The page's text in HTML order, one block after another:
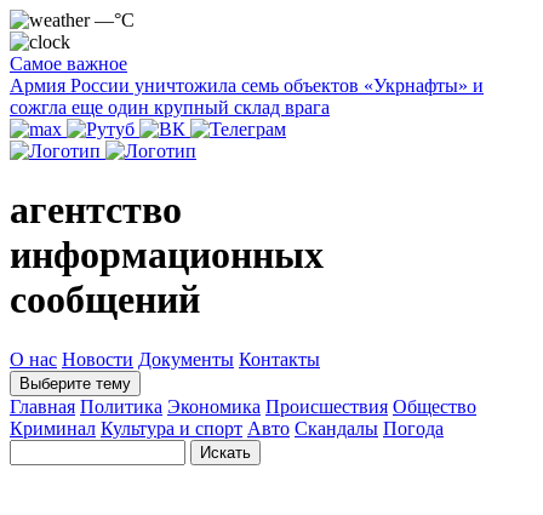
—°C
Самое важное
Армия России уничтожила семь объектов «Укрнафты» и
сожгла еще один крупный склад врага
агентство
информационных
сообщений
О нас Новости Документы Контакты
Выберите тему
Главная Политика Экономика Происшествия Общество
Криминал Культура и спорт Авто Скандалы Погода